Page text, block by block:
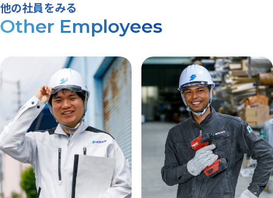
他の社員をみる
Other Employees